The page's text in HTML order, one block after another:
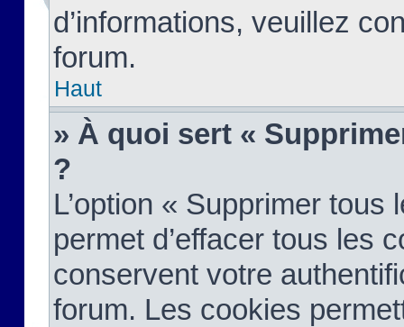
d’informations, veuillez
forum.
Haut
» À quoi sert «
?
L’option « Supprimer
permet d’effacer tous les
conservent votre
forum. Les cookies